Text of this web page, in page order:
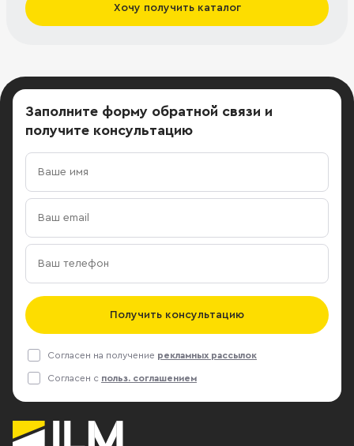
Хочу получить каталог
Заполните форму обратной связи и
получите консультацию
Получить консультацию
Согласен на получение рекламных рассылок
Согласен с польз. соглашением